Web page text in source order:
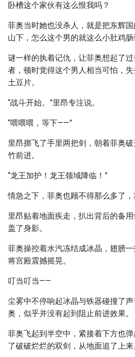
卧槽这个家伙有这么恨我吗？
菲奥当时她也没杀人，就是把东辉
山下，怎么这个男的就这么小肚鸡肠
谜一样的执着记仇，让菲奥想起了
者，顿时觉得这个男人相当可怕，
土豆片。
“战斗开始。”里昂专注说。
“喂喂喂，等下——”
里昂掷飞了手里两把剑，朝着菲奥
竹前进。
“龙王加护！龙王领域降临！”
情急之下，菲奥也顾不得那么多了，
里昂贴着地面疾走，扒出背后的备
盖了身影。
菲奥操控着水汽冻结成冰晶，翅膀一
将宫殿震撼摇晃。
叮当叮当——
尘雾中不停响起冰晶与铁器碰撞了
奥，似乎并没有起到阻止前进效果。
菲奥飞起到半空中，紧接着下方也
了破破烂烂的双剑，从地面追了上来